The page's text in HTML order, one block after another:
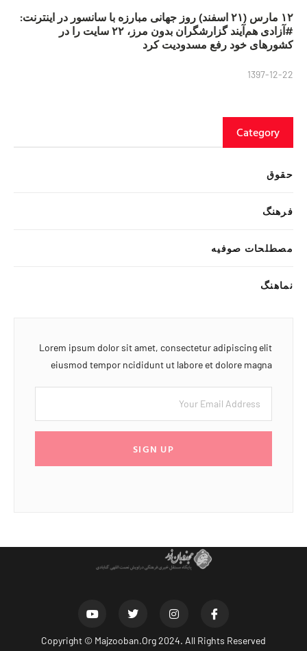
۱۲ مارس (۲۱ اسفند) روز جهانی مبارزه با سانسور در اینترنت:
#آزادی هم‌آیند گزارشگران‌ بدون مرز، ۲۲ سایت را در
کشورهای خود رفع مسدودیت کرد
1397-12-22
Category
حقوق
فرهنگ
مصطلحات صوفیه
نماهنگ
Lorem ipsum dolor sit amet, consectetur adipiscing elit
eiusmod tempor ncididunt ut labore et dolore magna
SIGN UP
Copyright © Majzooban.Org2024. All Rights Reserved